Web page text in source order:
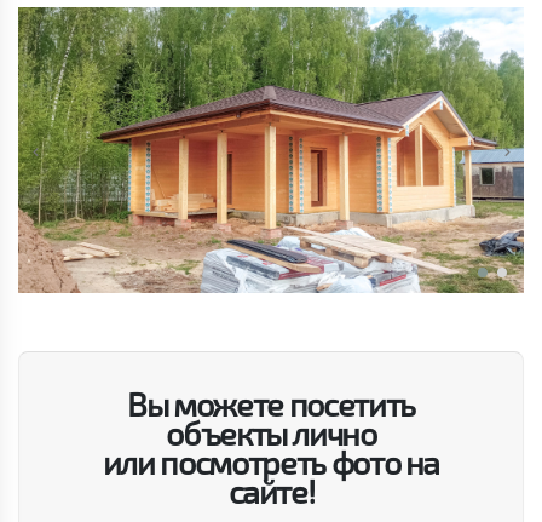
Вы можете посетить
объекты лично
или посмотреть фото на
сайте!